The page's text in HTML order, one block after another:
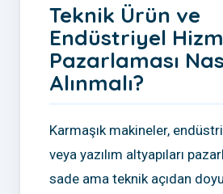
Teknik Ürün ve
Endüstriyel
Pazarlaması
Alınmalı?
Karmaşık makineler,
veya yazılım altyapıları
sade ama teknik açıdan